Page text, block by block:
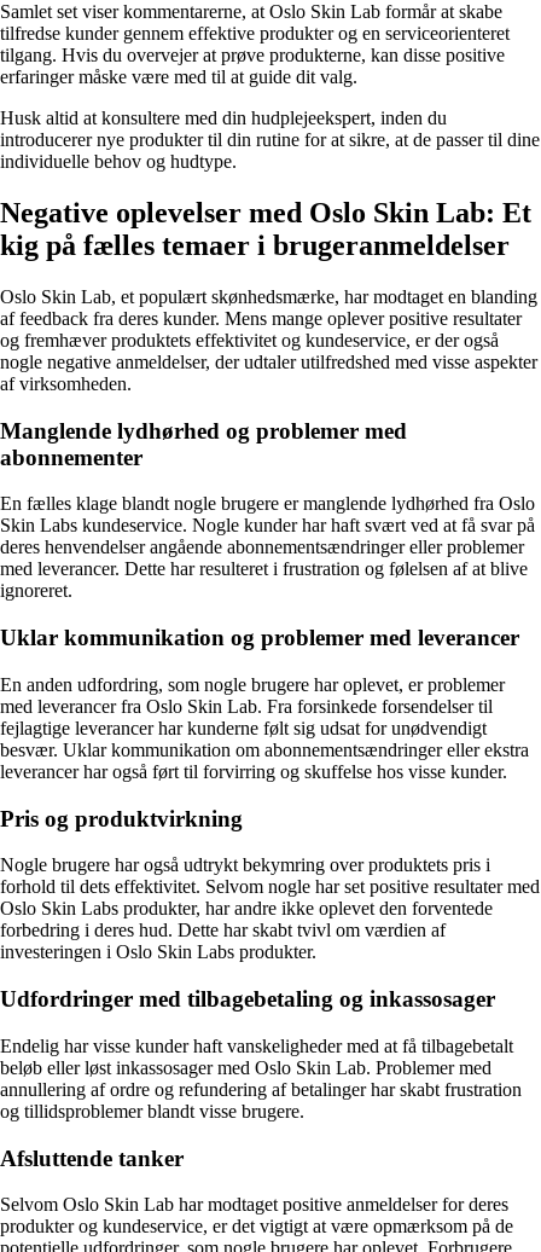
Samlet set viser kommentarerne, at Oslo Skin Lab formår at skabe
tilfredse kunder gennem effektive produkter og en serviceorienteret
tilgang. Hvis du overvejer at prøve produkterne, kan disse positive
erfaringer måske være med til at guide dit valg.
Husk altid at konsultere med din hudplejeekspert, inden du
introducerer nye produkter til din rutine for at sikre, at de passer til dine
individuelle behov og hudtype.
Negative oplevelser med Oslo Skin Lab: Et
kig på fælles temaer i brugeranmeldelser
Oslo Skin Lab, et populært skønhedsmærke, har modtaget en blanding
af feedback fra deres kunder. Mens mange oplever positive resultater
og fremhæver produktets effektivitet og kundeservice, er der også
nogle negative anmeldelser, der udtaler utilfredshed med visse aspekter
af virksomheden.
Manglende lydhørhed og problemer med
abonnementer
En fælles klage blandt nogle brugere er manglende lydhørhed fra Oslo
Skin Labs kundeservice. Nogle kunder har haft svært ved at få svar på
deres henvendelser angående abonnementsændringer eller problemer
med leverancer. Dette har resulteret i frustration og følelsen af at blive
ignoreret.
Uklar kommunikation og problemer med leverancer
En anden udfordring, som nogle brugere har oplevet, er problemer
med leverancer fra Oslo Skin Lab. Fra forsinkede forsendelser til
fejlagtige leverancer har kunderne følt sig udsat for unødvendigt
besvær. Uklar kommunikation om abonnementsændringer eller ekstra
leverancer har også ført til forvirring og skuffelse hos visse kunder.
Pris og produktvirkning
Nogle brugere har også udtrykt bekymring over produktets pris i
forhold til dets effektivitet. Selvom nogle har set positive resultater med
Oslo Skin Labs produkter, har andre ikke oplevet den forventede
forbedring i deres hud. Dette har skabt tvivl om værdien af
investeringen i Oslo Skin Labs produkter.
Udfordringer med tilbagebetaling og inkassosager
Endelig har visse kunder haft vanskeligheder med at få tilbagebetalt
beløb eller løst inkassosager med Oslo Skin Lab. Problemer med
annullering af ordre og refundering af betalinger har skabt frustration
og tillidsproblemer blandt visse brugere.
Afsluttende tanker
Selvom Oslo Skin Lab har modtaget positive anmeldelser for deres
produkter og kundeservice, er det vigtigt at være opmærksom på de